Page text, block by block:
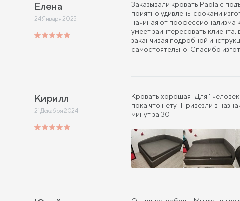
Елена
24 Января 2025
Заказывали кровать Paola с
приятно удивлены сроками
начиная от профессионализма
умеет заинтересовать
заканчивая подробной
самостоятельно. Спасибо
Кирилл
21 Декабря 2024
Кровать хорошая! Для 1
пока что нету! Привезли в
минут за 30!